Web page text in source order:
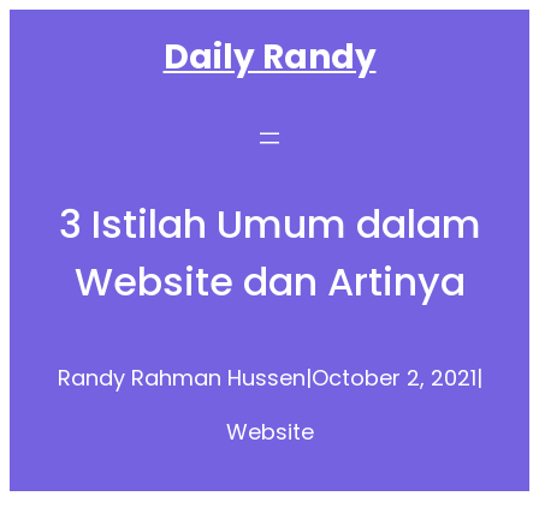
Daily Randy
3 Istilah Umum dalam
Website dan Artinya
Randy Rahman Hussen|October 2, 2021|
Website